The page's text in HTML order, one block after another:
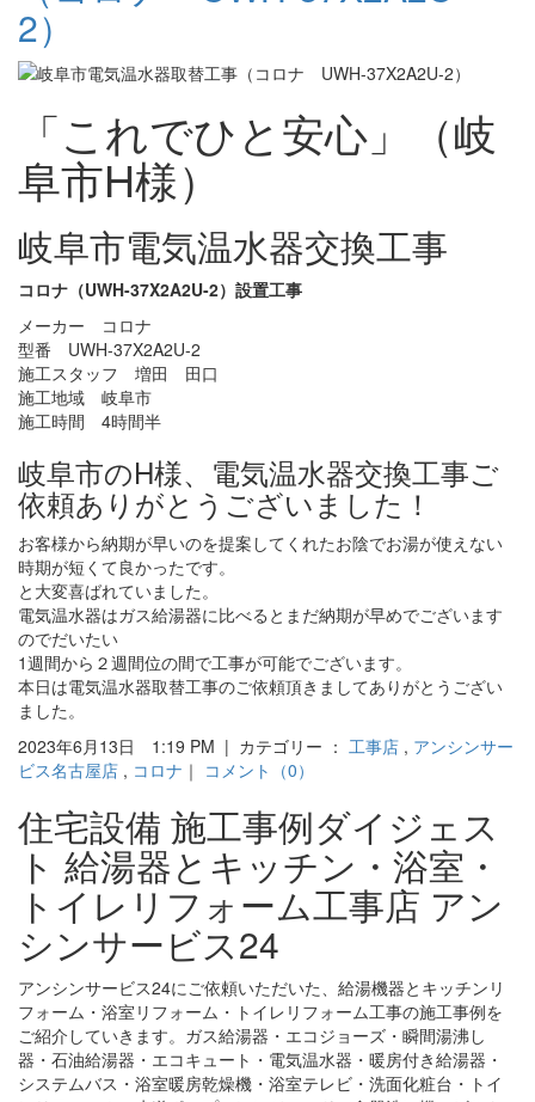
2）
「これでひと安心」（岐
阜市H様）
岐阜市電気温水器交換工事
コロナ（UWH-37X2A2U-2）設置工事
メーカー コロナ
型番 UWH-37X2A2U-2
施工スタッフ 増田 田口
施工地域 岐阜市
施工時間 4時間半
岐阜市のH様、電気温水器交換工事ご
依頼ありがとうございました！
お客様から納期が早いのを提案してくれたお陰でお湯が使えない
時期が短くて良かったです。
と大変喜ばれていました。
電気温水器はガス給湯器に比べるとまだ納期が早めでございます
のでだいたい
1週間から２週間位の間で工事が可能でございます。
本日は電気温水器取替工事のご依頼頂きましてありがとうござい
ました。
2023年6月13日 1:19 PM | カテゴリー ： 工事店 , アンシンサー
ビス名古屋店 , コロナ ｜ コメント（0）
住宅設備 施工事例ダイジェス
ト 給湯器とキッチン・浴室・
トイレリフォーム工事店 アン
シンサービス24
アンシンサービス24にご依頼いただいた、給湯機器とキッチンリ
フォーム・浴室リフォーム・トイレリフォーム工事の施工事例を
ご紹介していきます。ガス給湯器・エコジョーズ・瞬間湯沸し
器・石油給湯器・エコキュート・電気温水器・暖房付き給湯器・
システムバス・浴室暖房乾燥機・浴室テレビ・洗面化粧台・トイ